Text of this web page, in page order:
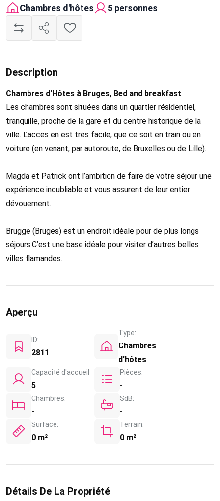
Chambres d'hôtes 5 personnes
Description
Chambres d'Hôtes à Bruges, Bed and breakfast
Les chambres sont situées dans un quartier résidentiel,
tranquille, proche de la gare et du centre historique de la
ville. L’accès en est très facile, que ce soit en train ou en
voiture (en venant, par autoroute, de Bruxelles ou de Lille).
Magda et Patrick ont l’ambition de faire de votre séjour une
expérience inoubliable et vous assurent de leur entier
dévouement.
Brugge (Bruges) est un endroit idéale pour de plus longs
séjours.C’est une base idéale pour visiter d’autres belles
villes flamandes.
Aperçu
ID:
2811
Type:
Chambres
d'hôtes
Capacité d'accueil
5
Pièces:
-
Chambres:
-
SdB:
-
Surface:
0 m²
Terrain:
0 m²
Détails De La Propriété